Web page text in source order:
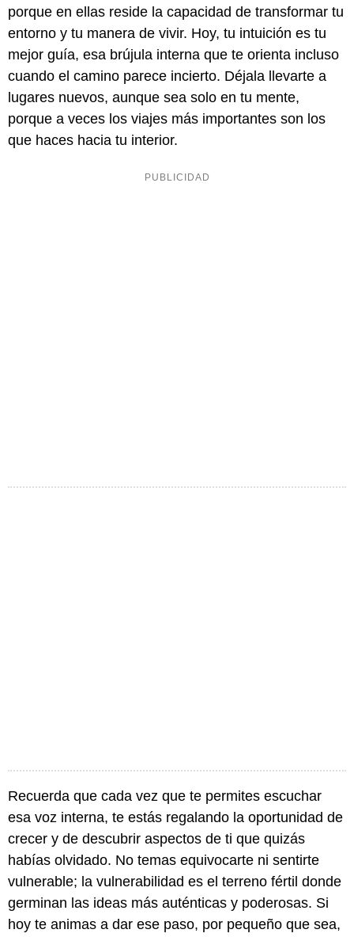
porque en ellas reside la capacidad de transformar tu
entorno y tu manera de vivir. Hoy, tu intuición es tu
mejor guía, esa brújula interna que te orienta incluso
cuando el camino parece incierto. Déjala llevarte a
lugares nuevos, aunque sea solo en tu mente,
porque a veces los viajes más importantes son los
que haces hacia tu interior.
Recuerda que cada vez que te permites escuchar
esa voz interna, te estás regalando la oportunidad de
crecer y de descubrir aspectos de ti que quizás
habías olvidado. No temas equivocarte ni sentirte
vulnerable; la vulnerabilidad es el terreno fértil donde
germinan las ideas más auténticas y poderosas. Si
hoy te animas a dar ese paso, por pequeño que sea,